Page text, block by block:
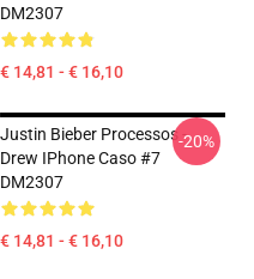
DM2307
€ 14,81 - € 16,10
Justin Bieber Processos -
Drew IPhone Caso #7
DM2307
€ 14,81 - € 16,10
-20%